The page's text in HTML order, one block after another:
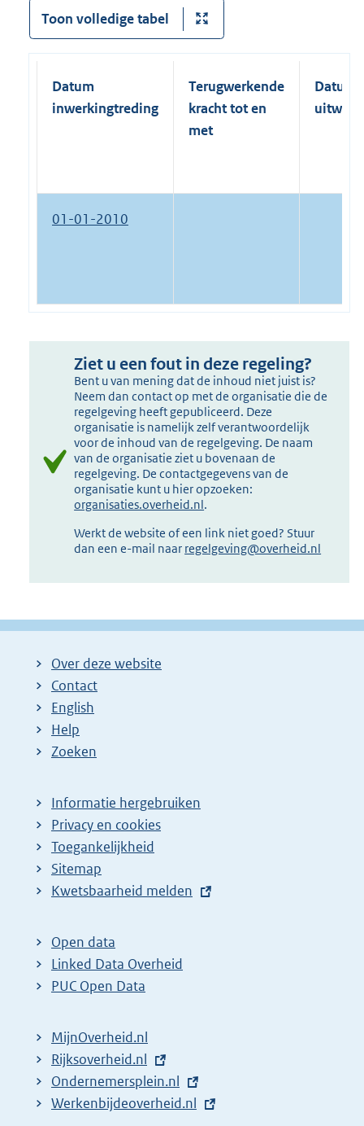
Toon volledige tabel
Datum
inwerkingtreding
Terugwerkende
kracht tot en
met
Datum
01-01-2010
Ziet u een fout in deze regeling?
Bent u van mening dat de inhoud niet juist is?
Neem dan contact op met de organisatie die de
regelgeving heeft gepubliceerd. Deze
organisatie is namelijk zelf verantwoordelijk
voor de inhoud van de regelgeving. De naam
van de organisatie ziet u bovenaan de
regelgeving. De contactgegevens van de
organisatie kunt u hier opzoeken:
organisaties.overheid.nl.
Werkt de website of een link niet goed? Stuur
dan een e-mail naar regelgeving@overheid.nl
Over deze website
Contact
English
Help
Zoeken
Informatie hergebruiken
Privacy en cookies
Toegankelijkheid
Sitemap
E
t
e
r
l
i
n
k
Kwetsbaarheid melden
Open data
Linked Data Overheid
PUC Open Data
MijnOverheid.nl
E
x
t
Rijksoverheid.nl
E
x
Ondernemersplein.nl
E
Werkenbijdeoverheid.nl